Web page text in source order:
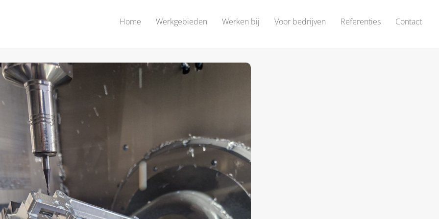
Home Werkgebieden Werken bij Voor bedrijven Referenties Contact